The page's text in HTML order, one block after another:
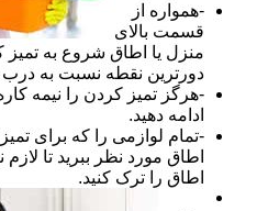
-همواره از
قسمت بالای
منزل یا اطاق شروع به تمیز
دورترین نقطه نسبت به
-هرگز تمیز کردن را نیمه کاره
ادامه دهید.
-تمام لوازمی را که برای
اطاق مورد نظر ببرید تا
اطاق را ترک کنید.